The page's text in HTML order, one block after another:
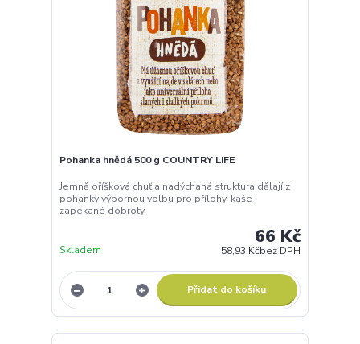
Pohanka hnědá 500 g COUNTRY LIFE
Jemně oříšková chuť a nadýchaná struktura dělají z
pohanky výbornou volbu pro přílohy, kaše i
zapékané dobroty.
66 Kč
58,93 Kčbez DPH
Skladem
Přidat do košíku